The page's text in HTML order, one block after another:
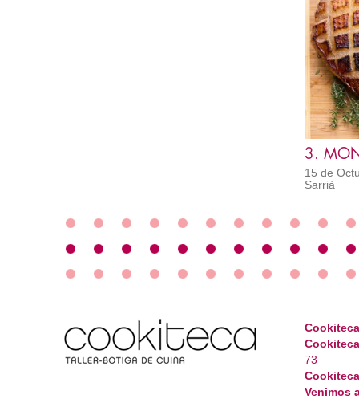
15 de
Sarrià
73
Venimos